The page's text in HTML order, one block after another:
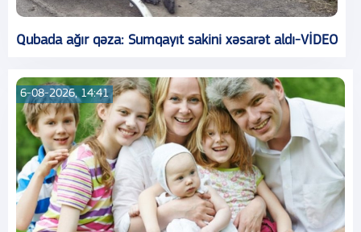
Qubada ağır qəza: Sumqayıt sakini xəsarət aldı-VİDEO
6-08-2026, 14:41